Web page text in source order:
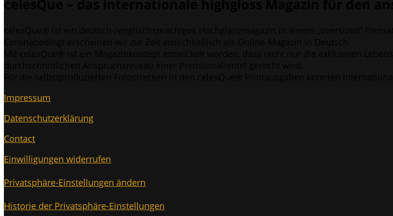
Impres­sum
Daten­schutz­er­klä­rung
Cont­act
Ein­wil­li­gun­gen widerrufen
Pri­vat­sphä­re-Ein­stel­lun­gen ändern
His­to­rie der Privatsphäre-Einstellungen